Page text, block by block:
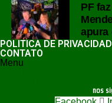
PF
apura
POLÍTICA DE
CONTATO
Menu
nos